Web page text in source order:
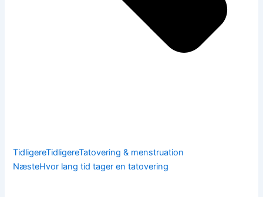
TidligereTidligereTatovering & menstruation
NæsteHvor lang tid tager en tatovering